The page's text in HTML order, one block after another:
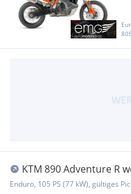
KTM 890 Adventure R
Enduro, 105 PS (77 kW), gültiges